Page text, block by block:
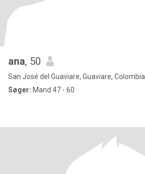
ana, 50
San José del Guaviare, Guaviare, Colombia
Søger: Mand 47 - 60